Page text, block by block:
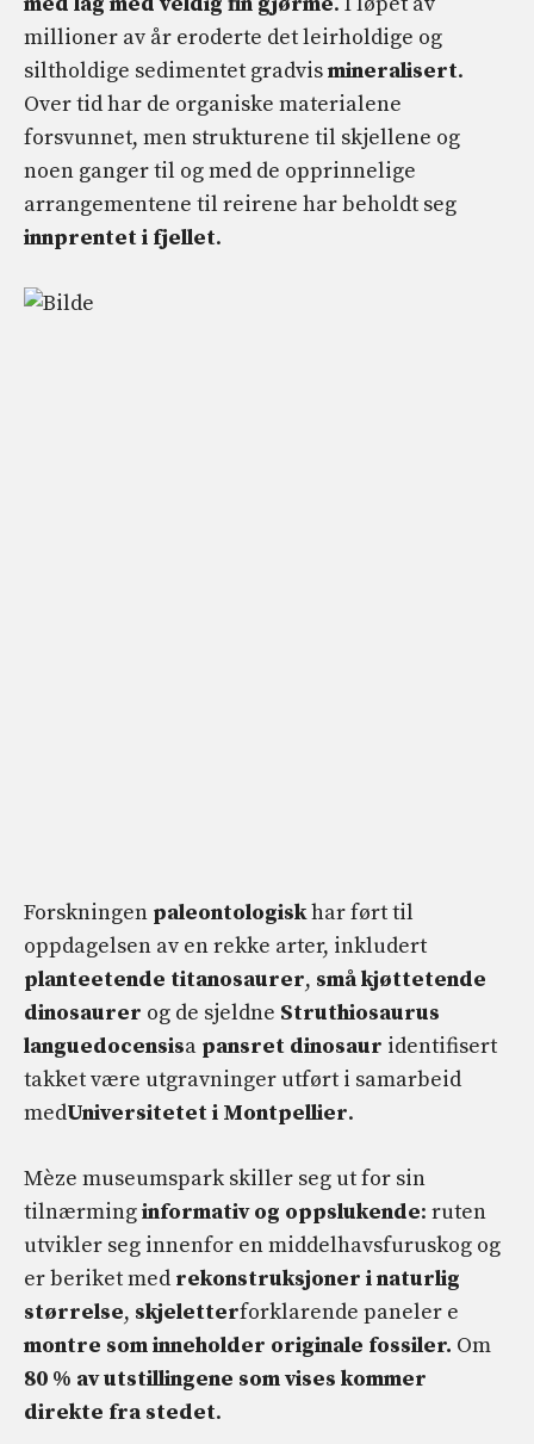
millioner av år eroderte det leirholdige og
siltholdige sedimentet gradvismineralisert.
Over tid har de organiske materialene
forsvunnet, men strukturene til skjellene og
noen ganger til og med de opprinnelige
arrangementene til reirene har beholdt seg
innprentet i fjellet.
Forskningen paleontologiskhar ført til
oppdagelsen av en rekke arter, inkludert
planteetende titanosaurer, små kjøttetende
dinosaurer og de sjeldne Struthiosaurus
languedocensisa pansret dinosaur identifisert
takket være utgravninger utført i samarbeid
medUniversitetet i Montpellier.
Mèze museumspark skiller seg ut for sin
tilnærminginformativ og oppslukende: ruten
utvikler seg innenfor en middelhavsfuruskog og
er beriket med rekonstruksjoner i naturlig
størrelse, skjeletterforklarende paneler e
montre som inneholder originale fossiler. Om
80 % av utstillingene som vises kommer
direkte fra stedet.